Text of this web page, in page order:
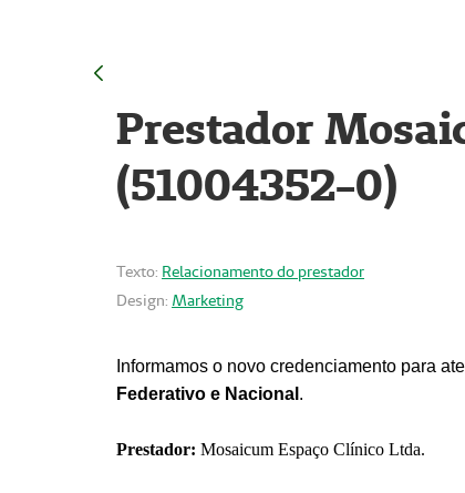
Prestador
(51004352-0)
Texto: Relacionamento do prestador
Design: Marketing
Informamos o novo credenciamento para
Federativo e Nacional .
Prestador: Mosaicum Espaço Clínico Ltda.